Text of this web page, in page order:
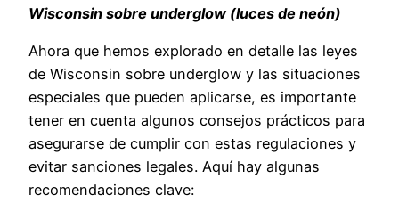
Wisconsin sobre underglow (luces de neón)
Ahora que hemos explorado en detalle las leyes
de Wisconsin sobre underglow y las situaciones
especiales que pueden aplicarse, es importante
tener en cuenta algunos consejos prácticos para
asegurarse de cumplir con estas regulaciones y
evitar sanciones legales. Aquí hay algunas
recomendaciones clave: